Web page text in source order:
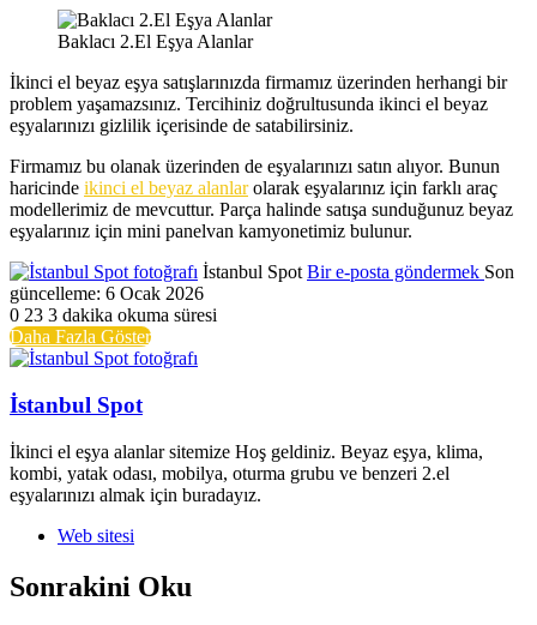
Baklacı 2.El Eşya Alanlar
İkinci el beyaz eşya satışlarınızda firmamız üzerinden herhangi bir
problem yaşamazsınız. Tercihiniz doğrultusunda ikinci el beyaz
eşyalarınızı gizlilik içerisinde de satabilirsiniz.
Firmamız bu olanak üzerinden de eşyalarınızı satın alıyor. Bunun
haricinde ikinci el beyaz alanlarolarak eşyalarınız için farklı araç
modellerimiz de mevcuttur. Parça halinde satışa sunduğunuz beyaz
eşyalarınız için mini panelvan kamyonetimiz bulunur.
İstanbul Spot Bir e-posta göndermek Son
güncelleme: 6 Ocak 2026
0 23 3 dakika okuma süresi
Daha Fazla Göster
İstanbul Spot
İkinci el eşya alanlar sitemize Hoş geldiniz. Beyaz eşya, klima,
kombi, yatak odası, mobilya, oturma grubu ve benzeri 2.el
eşyalarınızı almak için buradayız.
Web sitesi
Sonrakini Oku